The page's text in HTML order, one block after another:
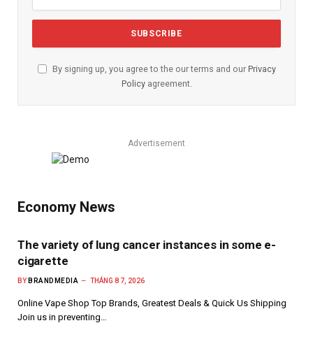
By signing up, you agree to the our terms and our Privacy
Policyagreement.
Advertisement
Economy News
The variety of lung cancer instances in some e-
cigarette
BY BRANDMEDIA THÁNG 8 7, 2026
Online Vape Shop Top Brands, Greatest Deals & Quick Us Shipping
Join us in preventing…